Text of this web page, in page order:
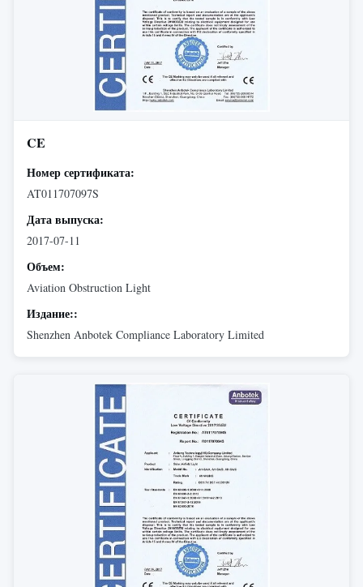
CE
Номер сертификата:
AT011707097S
Дата выпуска:
2017-07-11
Объем:
Aviation Obstruction Light
Издание::
Shenzhen Anbotek Compliance Laboratory Limited